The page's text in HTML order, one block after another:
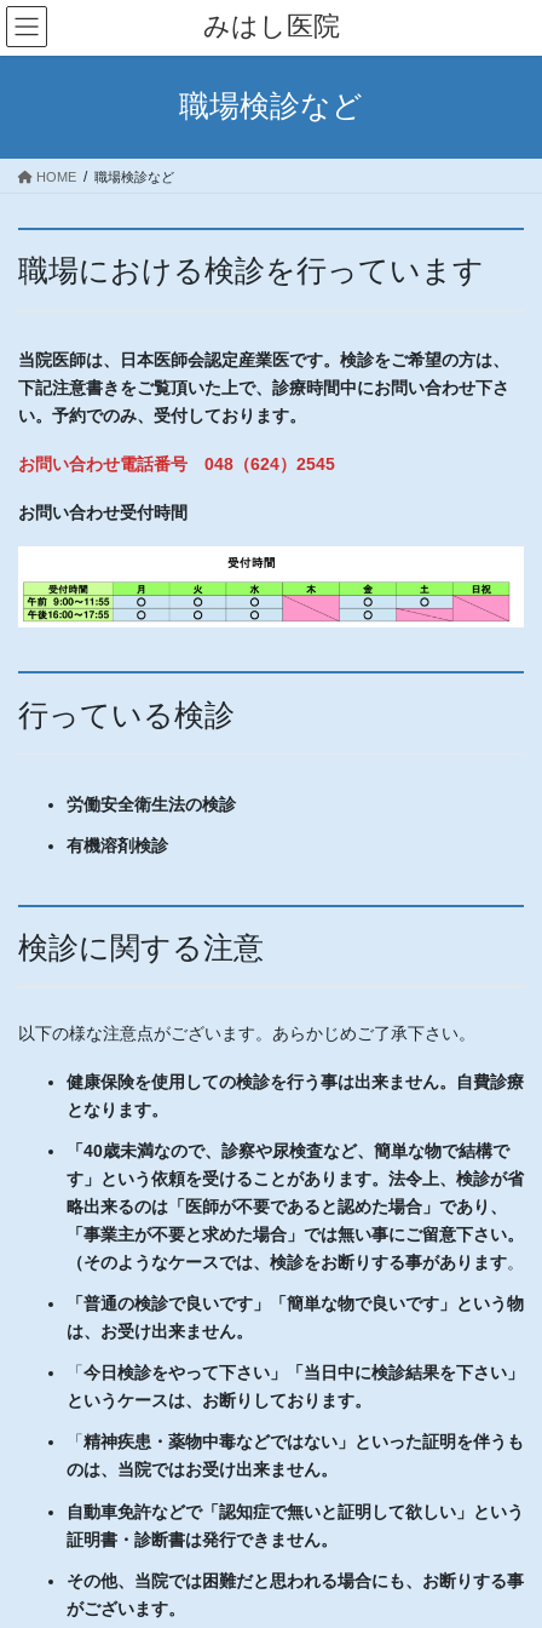
コ
ン
テ
ス
ナ
ビ
ゲ
ン
みはし医院
職場検診など
HOME 職場検診など
職場における検診を行っています
当院医師は、日本医師会認定産業医です。検診をご希望の方は、
下記注意書きをご覧頂いた上で、診療時間中にお問い合わせ下さ
い。予約でのみ、受付しております。
お問い合わせ電話番号 048（624）2545
お問い合わせ受付時間
行っている検診
労働安全衛生法の検診
有機溶剤検診
検診に関する注意
以下の様な注意点がございます。あらかじめご了承下さい。
健康保険を使用しての検診を行う事は出来ません。自費診療
となります。
「40歳未満なので、診察や尿検査など、簡単な物で結構で
す」という依頼を受けることがあります。法令上、検診が省
略出来るのは「医師が不要であると認めた場合」であり、
「事業主が不要と求めた場合」では無い事にご留意下さい。
（そのようなケースでは、検診をお断りする事があります。
「普通の検診で良いです」「簡単な物で良いです」という物
は、お受け出来ません。
「今日検診をやって下さい」「当日中に検診結果を下さい」
というケースは、お断りしております。
「精神疾患・薬物中毒などではない」といった証明を伴うも
のは、当院ではお受け出来ません。
自動車免許などで「認知症で無いと証明して欲しい」という
証明書・診断書は発行できません。
その他、当院では困難だと思われる場合にも、お断りする事
がございます。